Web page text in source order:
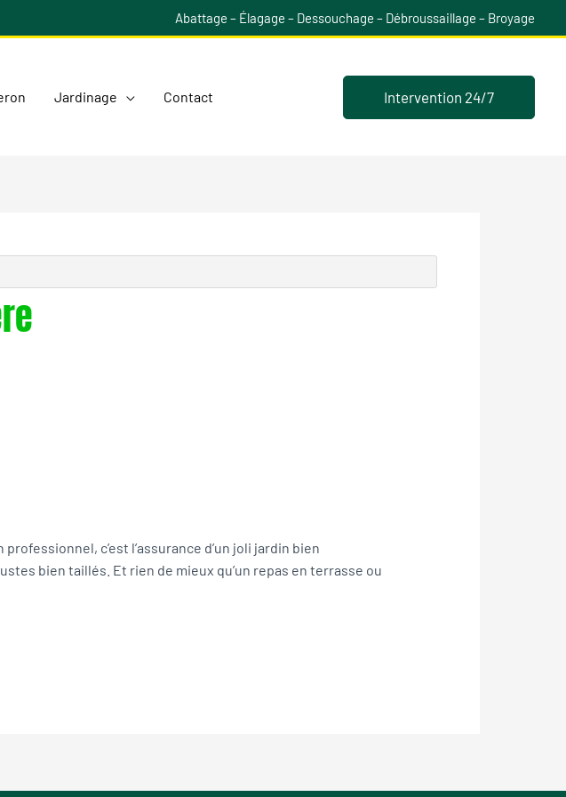
Abattage – Élagage – Dessouchage – Débroussaillage – Broyage
Jardinage Contact Intervention 24/7
c’est l’assurance d’un joli jardin bien
bien taillés. Et rien de mieux qu’un repas en terrasse ou